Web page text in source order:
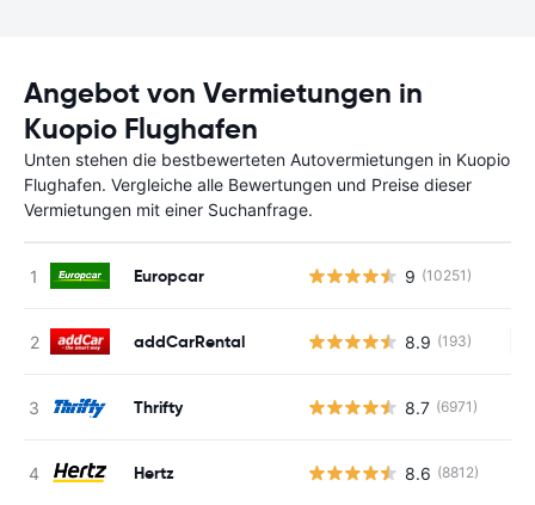
Angebot von Vermietungen in
Kuopio Flughafen
Unten stehen die bestbewerteten Autovermietungen in Kuopio
Flughafen. Vergleiche alle Bewertungen und Preise dieser
Vermietungen mit einer Suchanfrage.
Europcar 9 (10251)
addCarRental 8.9 (193)
Thrifty 8.7 (6971)
Hertz 8.6 (8812)